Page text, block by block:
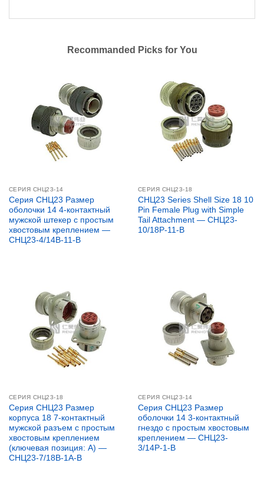
Recommanded Picks for You
СЕРИЯ CНЦ23-14
Серия СНЦ23 Размер
оболочки 14 4-контактный
мужской штекер с простым
хвостовым креплением —
СНЦ23-4/14В-11-В
СЕРИЯ СНЦ23-18
СНЦ23 Series Shell Size 18 10
Pin Female Plug with Simple
Tail Attachment — СНЦ23-
10/18Р-11-В
СЕРИЯ СНЦ23-18
Серия СНЦ23 Размер
корпуса 18 7-контактный
мужской разъем с простым
хвостовым креплением
(ключевая позиция: A) —
СНЦ23-7/18В-1А-В
СЕРИЯ CНЦ23-14
Серия СНЦ23 Размер
оболочки 14 3-контактный
гнездо с простым хвостовым
креплением — СНЦ23-
3/14Р-1-В